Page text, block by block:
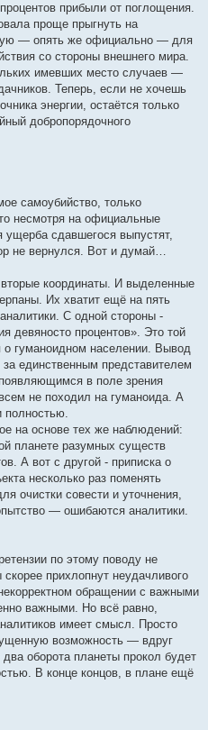
прибыли от поглощения.
проще прыгнуть на
— опять же официально — для
со стороны внешнего мира.
имевших место случаев —
Теперь, если не хочешь
энергии, остаётся только
добропорядочного
самоубийство, только
несмотря на официальные
сдавшегося выпустят,
не вернулся. Вот и думай…
координаты. И выделенные
Их хватит ещё на пять
С одной стороны -
девяносто процентов». Это той
о гуманоидном населении. Вывод
единственным представителем
в поле зрения
не походил на гуманоида. А
полностью.
на основе тех же наблюдений:
планете разумных существ
А вот с другой - приписка о
несколько раз поменять
очистки совести и уточнения,
— ошибаются аналитики.
по этому поводу не
прихлопнут неудачливого
обращении с важными
важными. Но всё равно,
имеет смысл. Просто
возможность — вдруг
оборота планеты прокол будет
В конце концов, в плане ещё